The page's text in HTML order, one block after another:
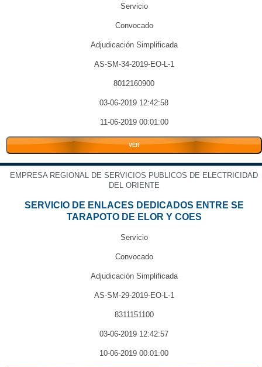
Servicio
Convocado
Adjudicación Simplificada
AS-SM-34-2019-EO-L-1
8012160900
03-06-2019 12:42:58
11-06-2019 00:01:00
VER
EMPRESA REGIONAL DE SERVICIOS PUBLICOS DE ELECTRICIDAD
DEL ORIENTE
SERVICIO DE ENLACES DEDICADOS ENTRE SE
TARAPOTO DE ELOR Y COES
Servicio
Convocado
Adjudicación Simplificada
AS-SM-29-2019-EO-L-1
8311151100
03-06-2019 12:42:57
10-06-2019 00:01:00